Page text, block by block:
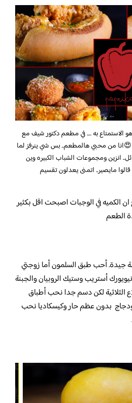
الاستمتاع به …. في مطعم دكتور شيف مع
من محبي هالمطعم.. بس شي ينرفز لما
انزين ومجموعات الشباب الكبيره وين
مايصير.. اتمنى يعدلون تقسيم
الكميه في الوجبات اصبحت اقل بكثير
الطعم
جيدة. أحب طبق السلمون أما زوجتي
أستريب وستيك الروبيان والجبنة
الثلاثية لكن دسم جدا نحب أطباق
ودجاج بدون عظم حار وكيسكاديا نحب